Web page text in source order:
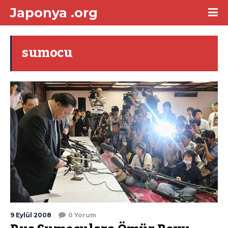
Japonya .org
sumocu
9 Eylül 2008 0 Yorum